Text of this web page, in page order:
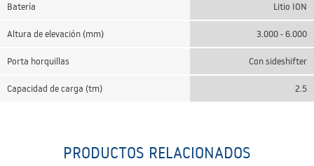
Batería Litio ION
Altura de elevación (mm) 3.000 - 6.000
Porta horquillas Con sideshifter
Capacidad de carga (tm) 2.5
PRODUCTOS RELACIONADOS